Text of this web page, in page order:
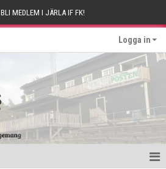
BLI MEDLEM I JÄRLA IF FK!
Logga in